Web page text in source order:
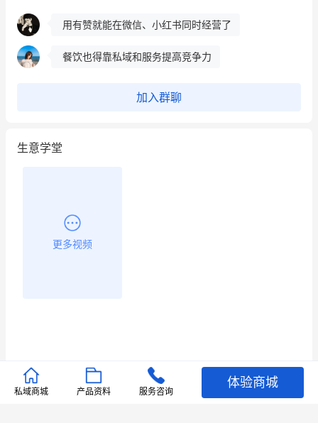
用有赞就能在微信、小红书同时经营了
餐饮也得靠私域和服务提高竞争力
昨晚的直播课程太好啦❤️
加入群聊
生意学堂
更多视频
推荐文章
私域商城 产品资料 服务咨询
体验商城